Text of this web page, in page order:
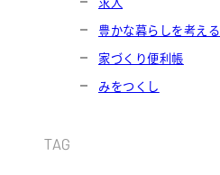
豊かな暮らしを考える
家づくり便利帳
みをつくし
TAG